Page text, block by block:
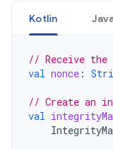
Kotlin
// Receive the
val nonce :
// Create an
val